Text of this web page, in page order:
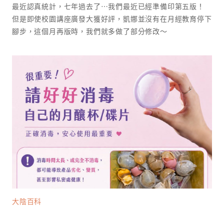
最近認真統計，七年過去了⋯我們最近已經準備印第五版！
但是即使校園講座廣發大獲好評，凱娜並沒有在月經教育停下
腳步，這個月再版時，我們就多做了部分修改～
大陰百科